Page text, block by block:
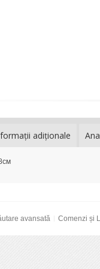
adiţionale
avansată Comenzi și